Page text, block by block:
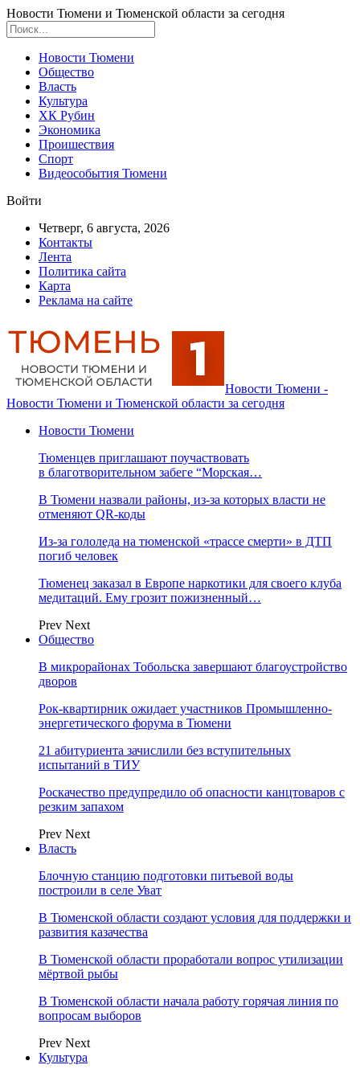
Новости Тюмени и Тюменской области за сегодня
Новости Тюмени
Общество
Власть
Культура
ХК Рубин
Экономика
Проишествия
Спорт
Видеособытия Тюмени
Войти
Четверг, 6 августа, 2026
Контакты
Лента
Политика сайта
Карта
Реклама на сайте
Новости Тюмени -
Новости Тюмени и Тюменской области за сегодня
Новости Тюмени
Тюменцев приглашают поучаствовать
в благотворительном забеге “Морская…
В Тюмени назвали районы, из-за которых власти не
отменяют QR-коды
Из-за гололеда на тюменской «трассе смерти» в ДТП
погиб человек
Тюменец заказал в Европе наркотики для своего клуба
медитаций. Ему грозит пожизненный…
Prev Next
Общество
В микрорайонах Тобольска завершают благоустройство
дворов
Рок-квартирник ожидает участников Промышленно-
энергетического форума в Тюмени
21 абитуриента зачислили без вступительных
испытаний в ТИУ
Роскачество предупредило об опасности канцтоваров с
резким запахом
Prev Next
Власть
Блочную станцию подготовки питьевой воды
построили в селе Уват
В Тюменской области создают условия для поддержки и
развития казачества
В Тюменской области проработали вопрос утилизации
мёртвой рыбы
В Тюменской области начала работу горячая линия по
вопросам выборов
Prev Next
Культура